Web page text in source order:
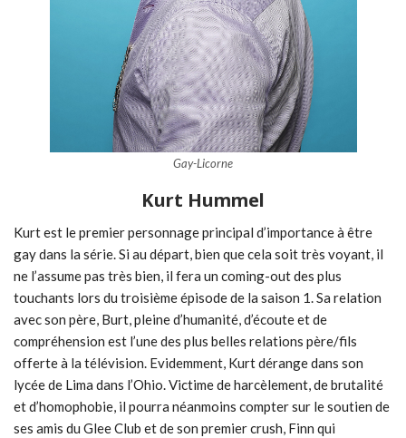
Gay-Licorne
Kurt Hummel
Kurt est le premier personnage principal d’importance à être
gay dans la série. Si au départ, bien que cela soit très voyant, il
ne l’assume pas très bien, il fera un coming-out des plus
touchants lors du troisième épisode de la saison 1. Sa relation
avec son père, Burt, pleine d’humanité, d’écoute et de
compréhension est l’une des plus belles relations père/fils
offerte à la télévision. Evidemment, Kurt dérange dans son
lycée de Lima dans l’Ohio. Victime de harcèlement, de brutalité
et d’homophobie, il pourra néanmoins compter sur le soutien de
ses amis du Glee Club et de son premier crush, Finn qui